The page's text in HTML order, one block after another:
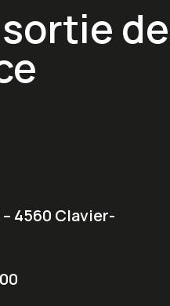
sortie de
4560 Clavier-